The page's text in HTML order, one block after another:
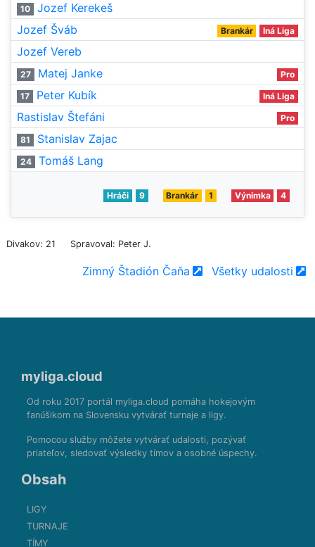
10
Jozef Kerekeš
Jozef Šváb
Brankár Iná Liga
Jozef Vereb
27 Matej Janke Pro
17 Peter Kubík Iná Liga
Rastislav Štefáni Pro
81 Stanislav Zajac
24 Tomáš Lang
Hráči 9 Brankár 1 Výnimka 4
Divakov: 21 Spravoval: Peter J.
Zimný Štadión Čaňa Všetky udalosti
myliga.cloud
Od roku 2017 portál myliga.cloud pomáha hokejovým
fanúšikom na Slovensku vytvárať turnaje a ligy.
Pomocou služby môžete vytvárať udalosti, pozývať
priateľov, sledovať výsledky tímov a osobné úspechy.
Obsah
LIGY
TURNAJE
TÍMY